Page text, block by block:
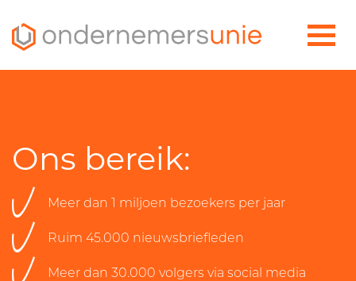
Ons bereik:
Meer dan 1 miljoen bezoekers per jaar
Ruim 45.000 nieuwsbriefleden
Meer dan 30.000 volgers via social media